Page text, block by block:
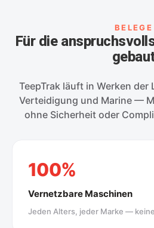
BELEGE
Für die
TeepTrak läuft in Werken
Verteidigung und Marine —
ohne Sicherheit oder
100%
Vernetzbare Maschinen
Jeden Alters, jeder Marke —